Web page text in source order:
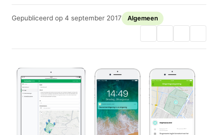
Gepubliceerd op 4 september 2017 Algemeen